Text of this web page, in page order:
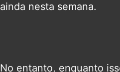
ainda nesta semana.
No entanto, enquanto